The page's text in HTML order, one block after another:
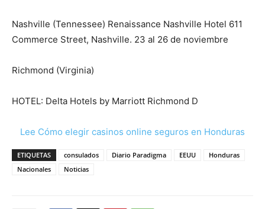
Nashville (Tennessee) Renaissance Nashville Hotel 611
Commerce Street, Nashville. 23 al 26 de noviembre
Richmond (Virginia)
HOTEL: Delta Hotels by Marriott Richmond D
Lee Cómo elegir casinos online seguros en Honduras
ETIQUETAS consulados Diario Paradigma EEUU
Honduras
Nacionales
Noticias